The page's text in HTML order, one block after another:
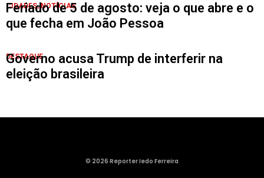
CIDADES, NOTÍCIAS
Feriado de 5 de agosto: veja o que abre e o
que fecha em João Pessoa
DESTAQUE
Governo acusa Trump de interferir na
eleição brasileira
© 2026 Reporter Iedo Ferreira